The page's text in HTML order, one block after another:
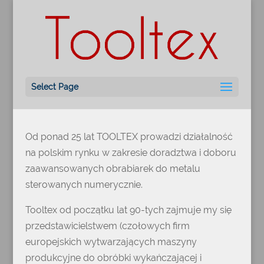
Select Page
O FIRMIE
Od ponad 25 lat TOOLTEX prowadzi działalność
na polskim rynku w zakresie doradztwa i doboru
zaawansowanych obrabiarek do metalu
sterowanych numerycznie.
Tooltex od początku lat 90-tych zajmuje my się
przedstawicielstwem (czołowych firm
europejskich wytwarzających maszyny
produkcyjne do obróbki wykańczającej i